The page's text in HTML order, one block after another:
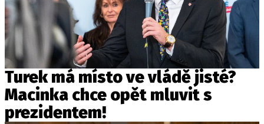
Turek má místo ve vládě jisté?
Macinka chce opět mluvit s
prezidentem!